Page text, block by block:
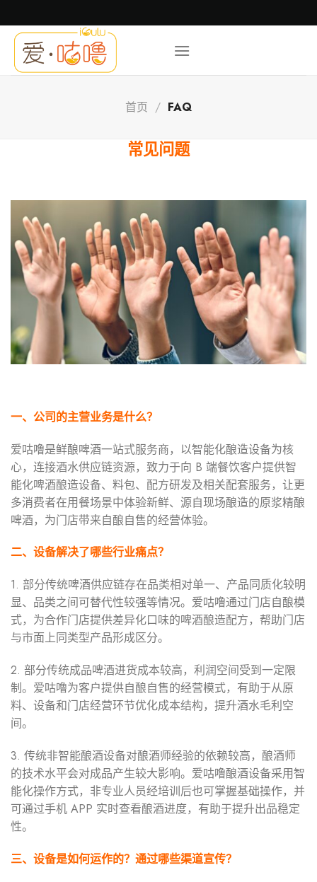
转
容
首页 / FAQ
常见问题
一、公司的主营业务是什么？
爱咕噜是鲜酿啤酒一站式服务商，以智能化酿造设备为核
心，连接酒水供应链资源，致力于向 B 端餐饮客户提供智
能化啤酒酿造设备、料包、配方研发及相关配套服务，让更
多消费者在用餐场景中体验新鲜、源自现场酿造的原浆精酿
啤酒，为门店带来自酿自售的经营体验。
二、设备解决了哪些行业痛点？
1. 部分传统啤酒供应链存在品类相对单一、产品同质化较明
显、品类之间可替代性较强等情况。爱咕噜通过门店自酿模
式，为合作门店提供差异化口味的啤酒酿造配方，帮助门店
与市面上同类型产品形成区分。
2. 部分传统成品啤酒进货成本较高，利润空间受到一定限
制。爱咕噜为客户提供自酿自售的经营模式，有助于从原
料、设备和门店经营环节优化成本结构，提升酒水毛利空
间。
3. 传统非智能酿酒设备对酿酒师经验的依赖较高，酿酒师
的技术水平会对成品产生较大影响。爱咕噜酿酒设备采用智
能化操作方式，非专业人员经培训后也可掌握基础操作，并
可通过手机 APP 实时查看酿酒进度，有助于提升出品稳定
性。
三、设备是如何运作的？通过哪些渠道宣传？